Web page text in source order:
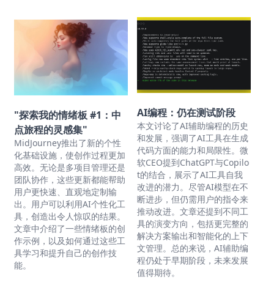
"探索我的情绪板 #1：中
点旅程的灵感集"
MidJourney推出了新的个性
化基础设施，使创作过程更加
高效。无论是多项目管理还是
团队协作，这些更新都能帮助
用户更快速、直观地定制输
出。用户可以利用AI个性化工
具，创造出令人惊叹的结果。
文章中介绍了一些情绪板的创
作示例，以及如何通过这些工
具学习和提升自己的创作技
能。
AI编程：仍在测试阶段
本文讨论了AI辅助编程的历史
和发展，强调了AI工具在生成
代码方面的能力和局限性。微
软CEO提到ChatGPT与Copilo
t的结合，展示了AI工具自我
改进的潜力。尽管AI模型在不
断进步，但仍需用户的指令来
推动改进。文章还提到不同工
具的演变方向，包括更完整的
解决方案输出和智能化的上下
文管理。总的来说，AI辅助编
程仍处于早期阶段，未来发展
值得期待。